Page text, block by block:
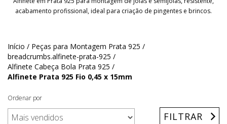
acabamento profissional, ideal para criação de pingentes e brincos.
Início / Peças para Montagem Prata 925 /
breadcrumbs.alfinete-prata-925 /
Alfinete Cabeça Bola Prata 925 /
Alfinete Prata 925 Fio 0,45 x 15mm
Ordenar por
FILTRAR